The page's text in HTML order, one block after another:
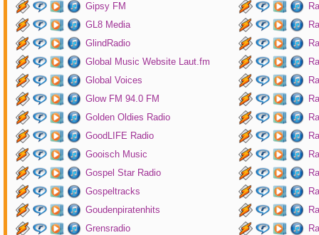
Gipsy FM
GL8 Media
GlindRadio
Global Music Website Laut.fm
Global Voices
Glow FM 94.0 FM
Golden Oldies Radio
GoodLIFE Radio
Gooisch Music
Gospel Star Radio
Gospeltracks
Goudenpiratenhits
Grensradio